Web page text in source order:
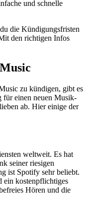
und schnelle
die Kündigungsfristen
den richtigen Infos
zu kündigen, gibt es
für einen neuen Musik-
ab. Hier einige der
weltweit. Es hat
seiner riesigen
ist Spotify sehr beliebt.
ein kostenpflichtiges
Hören und die